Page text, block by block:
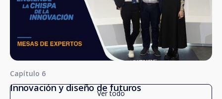
Capítulo 6
Innovación y diseño de futuros
Ver todo